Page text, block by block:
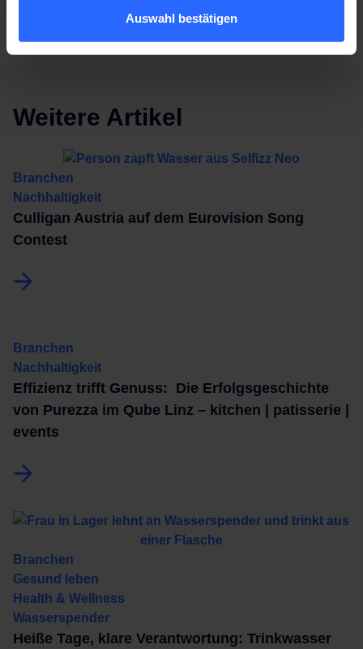
Auswahl bestätigen
Weitere Artikel
Branchen
Nachhaltigkeit
Culligan Austria auf dem Eurovision Song
Contest
Branchen
Nachhaltigkeit
Effizienz trifft Genuss: Die Erfolgsgeschichte
von Purezza im Qube Linz – kitchen | patisserie |
events
Branchen
Gesund leben
Health & Wellness
Wasserspender
Heiße Tage, klare Verantwortung: Trinkwasser